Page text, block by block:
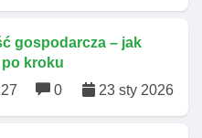
gospodarcza – jak
po kroku
0 23 sty 2026